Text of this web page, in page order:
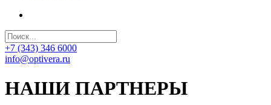
+7 (343) 346 6000
info@optivera.ru
НАШИ ПАРТНЕРЫ